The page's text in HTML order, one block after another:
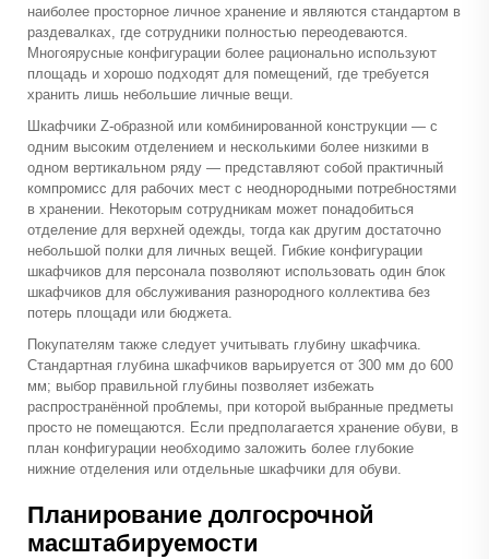
наиболее просторное личное хранение и являются стандартом в
раздевалках, где сотрудники полностью переодеваются.
Многоярусные конфигурации более рационально используют
площадь и хорошо подходят для помещений, где требуется
хранить лишь небольшие личные вещи.
Шкафчики Z-образной или комбинированной конструкции — с
одним высоким отделением и несколькими более низкими в
одном вертикальном ряду — представляют собой практичный
компромисс для рабочих мест с неоднородными потребностями
в хранении. Некоторым сотрудникам может понадобиться
отделение для верхней одежды, тогда как другим достаточно
небольшой полки для личных вещей. Гибкие конфигурации
шкафчиков для персонала позволяют использовать один блок
шкафчиков для обслуживания разнородного коллектива без
потерь площади или бюджета.
Покупателям также следует учитывать глубину шкафчика.
Стандартная глубина шкафчиков варьируется от 300 мм до 600
мм; выбор правильной глубины позволяет избежать
распространённой проблемы, при которой выбранные предметы
просто не помещаются. Если предполагается хранение обуви, в
план конфигурации необходимо заложить более глубокие
нижние отделения или отдельные шкафчики для обуви.
Планирование долгосрочной
масштабируемости